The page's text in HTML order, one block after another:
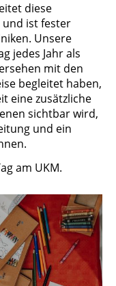
diese
und ist fester
Unsere
jedes Jahr als
mit den
begleitet haben,
eine zusätzliche
sichtbar wird,
und ein
am UKM.